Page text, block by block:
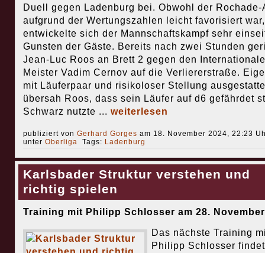
Duell gegen Ladenburg bei. Obwohl der Rochade-
aufgrund der Wertungszahlen leicht favorisiert war,
entwickelte sich der Mannschaftskampf sehr
Gunsten der Gäste. Bereits nach zwei Stunden
Jean-Luc Roos an Brett 2 gegen den
Meister Vadim Cernov auf die Verliererstraße.
mit Läuferpaar und risikoloser Stellung
übersah Roos, dass sein Läufer auf d6 gefährdet
Schwarz nutzte ... weiterlesen
publiziert von Gerhard Gorges am 18. November 2024, 22:23
unter Oberliga Tags: Ladenburg
Karlsbader Struktur verstehen und
richtig spielen
Training mit Philipp Schlosser am 28. November
Das nächste Training
Philipp Schlosser